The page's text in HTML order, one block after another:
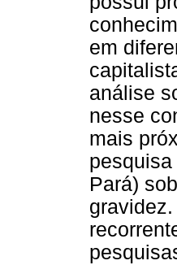
em
análise
nesse
mais
Pará)